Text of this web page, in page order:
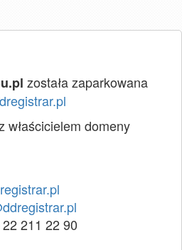
została zaparkowana
właścicielem domeny
211 22 90